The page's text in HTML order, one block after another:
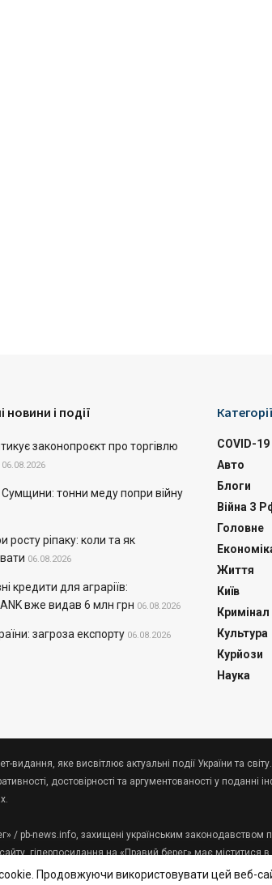
новини і події
законопроєкт про торгівлю
06.08.2026
Сумщини: тонни меду попри війну
росту ріпаку: коли та як
06.08.2026
кредити для аграріїв:
вже видав 6 млн грн 06.08.2026
загроза експорту 06.08.2026
Категорії
COVID-19
Авто
Блоги
Війна З
Головне
Життя
Київ
Кримінал
Культура
Курйози
Наука
яке висвітлює актуальні події України та світу.
достовірності та аргументованості у поданні
/ pb-news.info, захищені українським законодавством
гіперпосилання на «Правий берег» має міститися в
Продовжуючи використовувати цей веб-